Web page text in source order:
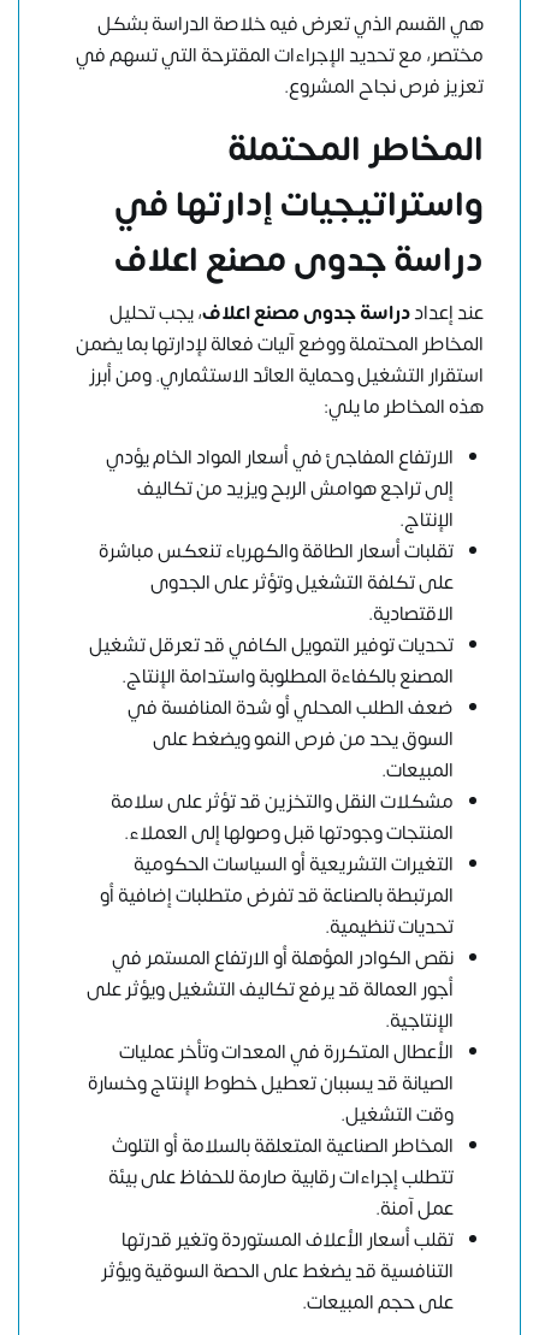
هي القسم الذي تعرض فيه خلاصة الدراسة بشكل
مختصر، مع تحديد الإجراءات المقترحة التي تسهم في
تعزيز فرص نجاح المشروع.
المخاطر المحتملة
واستراتيجيات إدارتها في
دراسة جدوى مصنع اعلاف
عند إعداددراسة جدوى مصنع اعلاف، يجب تحليل
المخاطر المحتملة ووضع آليات فعالة لإدارتها بما يضمن
استقرار التشغيل وحماية العائد الاستثماري. ومن أبرز
هذه المخاطر ما يلي:
الارتفاع المفاجئ في أسعار المواد الخام يؤدي
إلى تراجع هوامش الربح ويزيد من تكاليف
الإنتاج.
تقلبات أسعار الطاقة والكهرباء تنعكس مباشرة
على تكلفة التشغيل وتؤثر على الجدوى
الاقتصادية.
تحديات توفير التمويل الكافي قد تعرقل تشغيل
المصنع بالكفاءة المطلوبة واستدامة الإنتاج.
ضعف الطلب المحلي أو شدة المنافسة في
السوق يحد من فرص النمو ويضغط على
المبيعات.
مشكلات النقل والتخزين قد تؤثر على سلامة
المنتجات وجودتها قبل وصولها إلى العملاء.
التغيرات التشريعية أو السياسات الحكومية
المرتبطة بالصناعة قد تفرض متطلبات إضافية أو
تحديات تنظيمية.
نقص الكوادر المؤهلة أو الارتفاع المستمر في
أجور العمالة قد يرفع تكاليف التشغيل ويؤثر على
الإنتاجية.
الأعطال المتكررة في المعدات وتأخر عمليات
الصيانة قد يسببان تعطيل خطوط الإنتاج وخسارة
وقت التشغيل.
المخاطر الصناعية المتعلقة بالسلامة أو التلوث
تتطلب إجراءات رقابية صارمة للحفاظ على بيئة
عمل آمنة.
تقلب أسعار الأعلاف المستوردة وتغير قدرتها
التنافسية قد يضغط على الحصة السوقية ويؤثر
على حجم المبيعات.